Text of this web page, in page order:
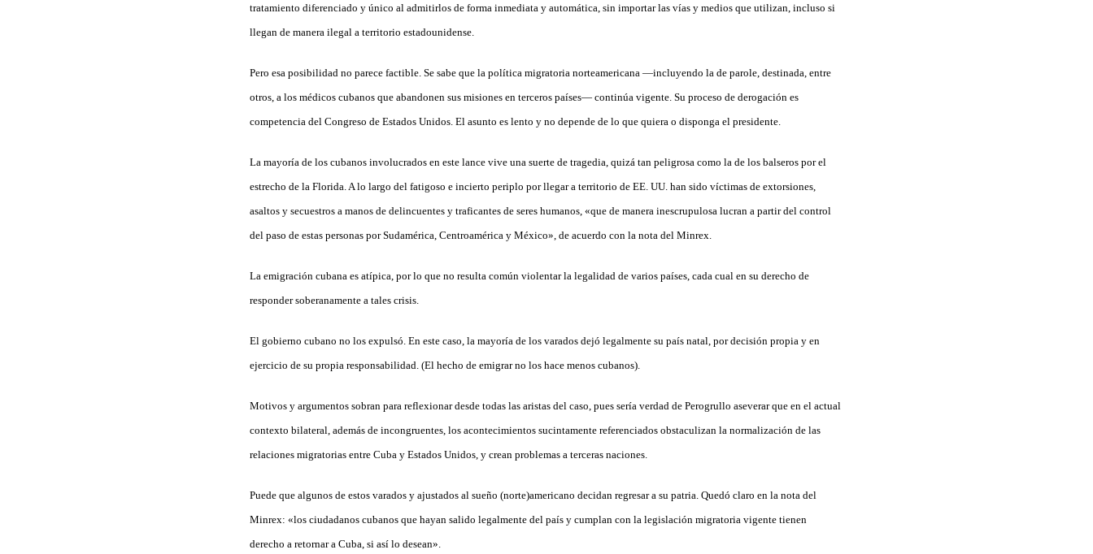
tratamiento diferenciado y único al admitirlos de forma inmediata y automática, sin importar las vías y medios que utilizan, incluso si
llegan de manera ilegal a territorio estadounidense.
Pero esa posibilidad no parece factible. Se sabe que la política migratoria norteamericana —incluyendo la de parole, destinada, entre
otros, a los médicos cubanos que abandonen sus misiones en terceros países— continúa vigente. Su proceso de derogación es
competencia del Congreso de Estados Unidos. El asunto es lento y no depende de lo que quiera o disponga el presidente.
La mayoría de los cubanos involucrados en este lance vive una suerte de tragedia, quizá tan peligrosa como la de los balseros por el
estrecho de la Florida. A lo largo del fatigoso e incierto periplo por llegar a territorio de EE. UU. han sido víctimas de extorsiones,
asaltos y secuestros a manos de delincuentes y traficantes de seres humanos, «que de manera inescrupulosa lucran a partir del control
del paso de estas personas por Sudamérica, Centroamérica y México», de acuerdo con la nota del Minrex.
La emigración cubana es atípica, por lo que no resulta común violentar la legalidad de varios países, cada cual en su derecho de
responder soberanamente a tales crisis.
El gobierno cubano no los expulsó. En este caso, la mayoría de los varados dejó legalmente su país natal, por decisión propia y en
ejercicio de su propia responsabilidad. (El hecho de emigrar no los hace menos cubanos).
Motivos y argumentos sobran para reflexionar desde todas las aristas del caso, pues sería verdad de Perogrullo aseverar que en el actual
contexto bilateral, además de incongruentes, los acontecimientos sucintamente referenciados obstaculizan la normalización de las
relaciones migratorias entre Cuba y Estados Unidos, y crean problemas a terceras naciones.
Puede que algunos de estos varados y ajustados al sueño (norte)americano decidan regresar a su patria. Quedó claro en la nota del
Minrex: «los ciudadanos cubanos que hayan salido legalmente del país y cumplan con la legislación migratoria vigente tienen
derecho a retornar a Cuba, si así lo desean».